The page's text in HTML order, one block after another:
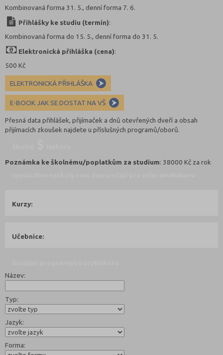
Kombinovaná forma 31. 5., denní forma 7. 6.
Přihlášky ke studiu (termín):
Kombinovaná forma do 15. 5., denní forma do 31. 5.
Elektronická přihláška (cena):
500 Kč
ELEKTRONICKÁ PŘIHLÁŠKA
E-BOOK JAK SE DOSTAT NA VŠ
Přesná data přihlášek, přijímaček a dnů otevřených dveří a obsah
přijímacích zkoušek najdete u příslušných programů/oborů.
Poznámka ke školnému/poplatkům za studium: 38000 Kč za rok
Kurzy:
Učebnice:
Název:
Typ:
Jazyk:
Forma: